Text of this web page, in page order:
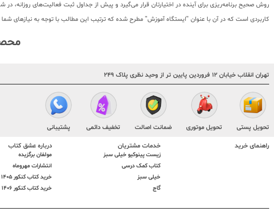
روش صحیح برنامه‌ریزی برای آینده در اختیارتان قرار می‌گیرد و پیش از جداول ثبت فعالیت‌های روزانه،
کاربردی است که در آن با عنوان "ایستگاه آموزش" مطرح‌ شده که ترتیب این مطالب با توجه به نیازهای
تهران انقلاب خیابان ۱۲ فروردین پایین تر از وحید نظری پلاک ۲۴۹
تحویل پستی تحویل موتوری ضمانت اصالت تخفیف دائمی پشتیبانی
راهنمای خرید خدمات مشتریان
زیست پینوکیو خیلی سبز
کتاب کمک درسی
خیلی سبز
گاج
درباره عشق کتاب
مولفان برگزیده
انتشارات مهروماه
خرید کتاب کنکور 1405
خرید کتاب کنکور 1406